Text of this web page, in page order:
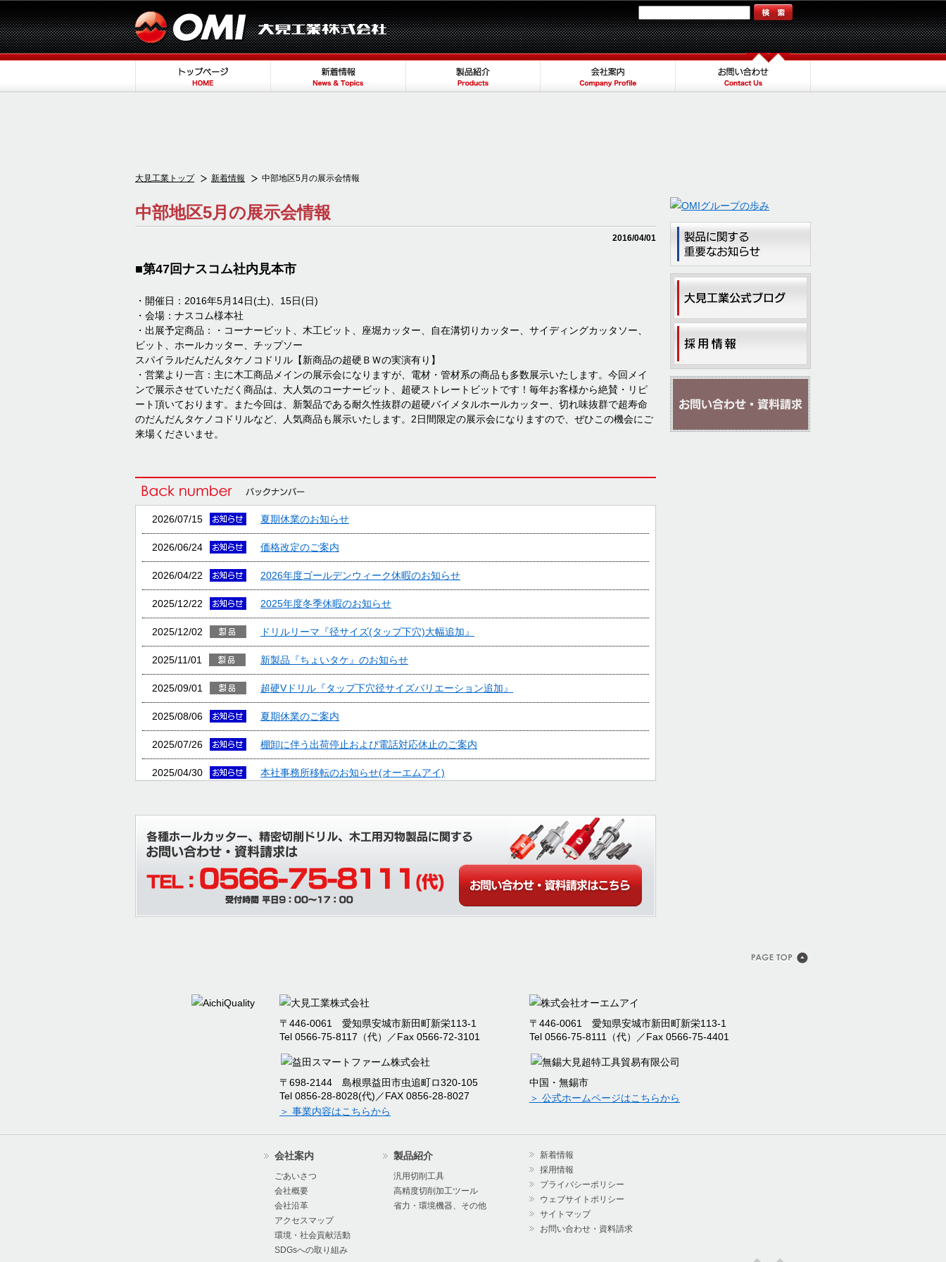
大見工業トップ 新着情報 中部地区5月の展示会情報
中部地区5月の展示会情報
2016/04/01
■第47回ナスコム社内見本市
・開催日：2016年5月14日(土)、15日(日)
・会場：ナスコム様本社
・出展予定商品：・コーナービット、木工ビット、座堀カッター、自在溝切りカッター、サイディングカッタソー、
ビット、ホールカッター、チップソー
スパイラルだんだんタケノコドリル【新商品の超硬ＢＷの実演有り】
・営業より一言：主に木工商品メインの展示会になりますが、電材・管材系の商品も多数展示いたします。今回メイ
ンで展示させていただく商品は、大人気のコーナービット、超硬ストレートビットです！毎年お客様から絶賛・リピ
ート頂いております。また今回は、新製品である耐久性抜群の超硬バイメタルホールカッター、切れ味抜群で超寿命
のだんだんタケノコドリルなど、人気商品も展示いたします。2日間限定の展示会になりますので、ぜひこの機会にご
来場くださいませ。
2026/07/15 夏期休業のお知らせ
2026/06/24 価格改定のご案内
2026/04/22 2026年度ゴールデンウィーク休暇のお知らせ
2025/12/22 2025年度冬季休暇のお知らせ
2025/12/02 ドリルリーマ『径サイズ(タップ下穴)大幅追加』
2025/11/01 新製品『ちょいタケ』のお知らせ
2025/09/01 超硬Vドリル『タップ下穴径サイズバリエーション追加』
2025/08/06 夏期休業のご案内
2025/07/26 棚卸に伴う出荷停止および電話対応休止のご案内
2025/04/30 本社事務所移転のお知らせ(オーエムアイ)
2024/12/09 2024年度冬季休暇のお知らせ
2024/09/12 本社新工場竣工のお知らせ
2024/07/17 2024年度夏季休暇のお知らせ
2024/07/16 オーエムアイ 棚卸に伴う出荷停止のお知らせ
2024/05/27 電気設備点検に伴う電話・FAX不通のお知らせ
オーエムアイ 棚卸出荷停止のお知らせ
2023年度冬季休暇のお知らせ
2023年度夏季休暇のお知らせ
クリンキーキャンペーン【数量限定・特別価格】 8/1～
2023/07/21 新製品『FRP樹脂ビット』のお知らせ 8/1～
電気設備点検に伴う電話・FAX不通のお知らせ
2023年度ゴールデンウィーク休暇のお知らせ
オーエムアイ 棚卸出荷停止のお知らせ
〒446-0061 愛知県安城市新田町新栄113-1
Tel 0566-75-8117（代）／Fax 0566-72-3101
〒698-2144 島根県益田市虫追町ロ320-105
Tel 0856-28-8028(代)／FAX 0856-28-8027
＞ 事業内容はこちらから
〒446-0061 愛知県安城市新田町新栄113-1
Tel 0566-75-8111（代）／Fax 0566-75-4401
中国・無錫市
＞ 公式ホームページはこちらから
会社案内
ごあいさつ
会社概要
会社沿革
アクセスマップ
環境・社会貢献活動
SDGsへの取り組み
製品紹介
汎用切削工具
高精度切削加工ツール
省力・環境機器、その他
新着情報
採用情報
プライバシーポリシー
ウェブサイトポリシー
サイトマップ
お問い合わせ・資料請求